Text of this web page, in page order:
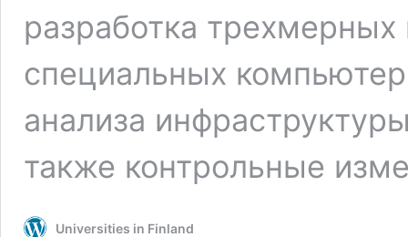
разработка
специальных
анализа
также контрольные
Universities in Finland